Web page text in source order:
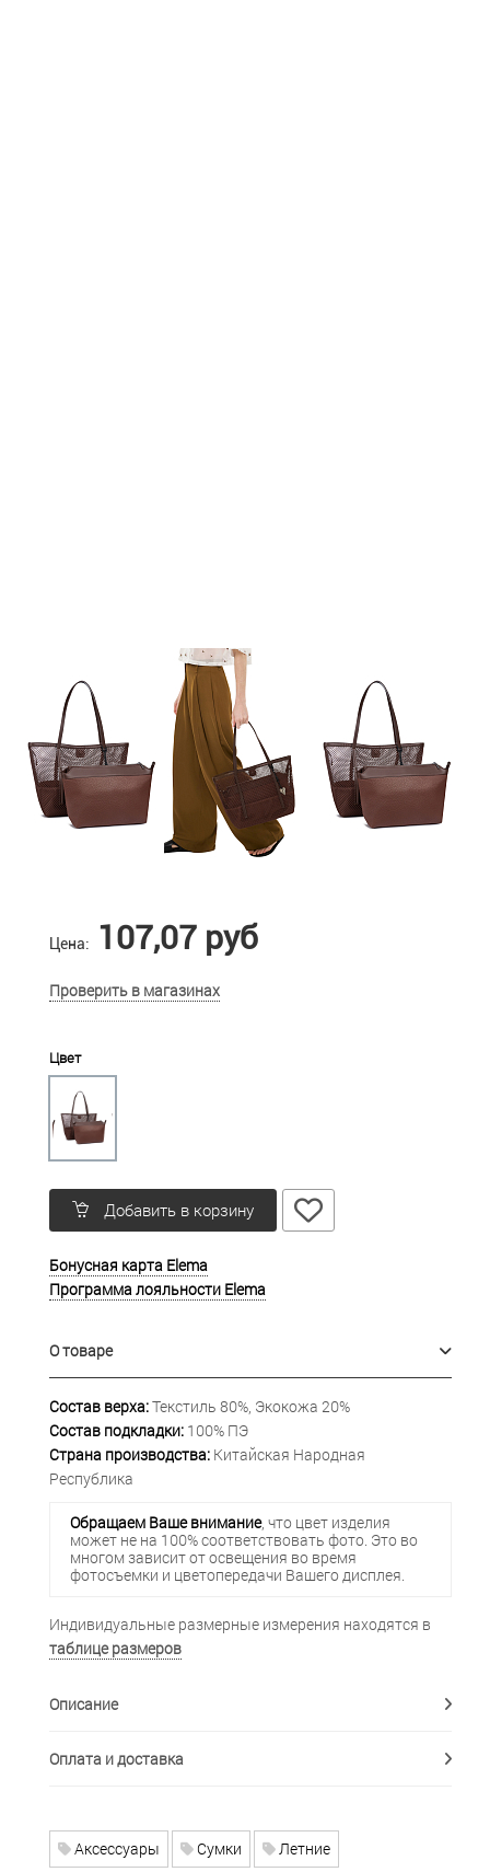
Цена: 107,07 руб
Проверить в магазинах
Цвет
Добавить в корзину
Бонусная карта Elema
Программа лояльности Elema
О товаре
Состав верха:Текстиль 80%, Экокожа 20%
Состав подкладки: 100% ПЭ
Страна производства: Китайская Народная
Республика
Обращаем Ваше внимание, что цвет изделия
может не на 100% соответствовать фото. Это во
многом зависит от освещения во время
фотосъемки и цветопередачи Вашего дисплея.
Индивидуальные размерные измерения находятся в
таблице размеров
Описание
Оплата и доставка
Аксессуары Сумки Летние